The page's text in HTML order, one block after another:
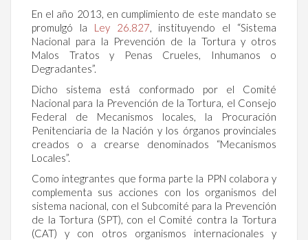
En el año 2013, en cumplimiento de este mandato se
promulgó la Ley 26.827, instituyendo el “Sistema
Nacional para la Prevención de la Tortura y otros
Malos Tratos y Penas Crueles, Inhumanos o
Degradantes”.
Dicho sistema está conformado por el Comité
Nacional para la Prevención de la Tortura, el Consejo
Federal de Mecanismos locales, la Procuración
Penitenciaria de la Nación y los órganos provinciales
creados o a crearse denominados “Mecanismos
Locales”.
Como integrantes que forma parte la PPN colabora y
complementa sus acciones con los organismos del
sistema nacional, con el Subcomité para la Prevención
de la Tortura (SPT), con el Comité contra la Tortura
(CAT) y con otros organismos internacionales y